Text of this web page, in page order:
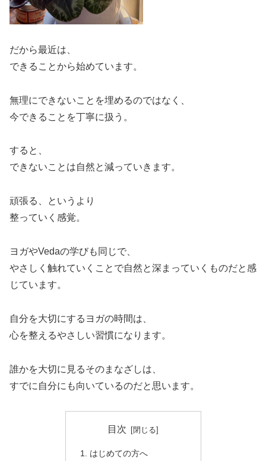
だから最近は、
できることから始めています。
無理にできないことを埋めるのではなく、
今できることを丁寧に扱う。
すると、
できないことは自然と減っていきます。
頑張る、というより
整っていく感覚。
ヨガやVedaの学びも同じで、
やさしく触れていくことで自然と深まっていくものだと感
じています。
自分を大切にするヨガの時間は、
心を整えるやさしい習慣になります。
誰かを大切に見るそのまなざしは、
すでに自分にも向いているのだと思います。
目次
はじめての方へ